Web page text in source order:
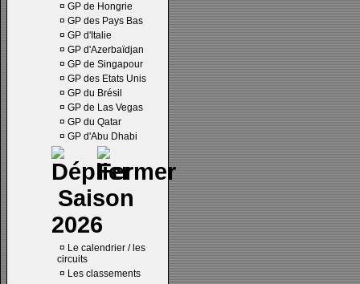
¤ GP de Hongrie
¤ GP des Pays Bas
¤ GP d'Italie
¤ GP d'Azerbaïdjan
¤ GP de Singapour
¤ GP des Etats Unis
¤ GP du Brésil
¤ GP de Las Vegas
¤ GP du Qatar
¤ GP d'Abu Dhabi
Saison
2026
¤ Le calendrier / les
circuits
¤ Les classements